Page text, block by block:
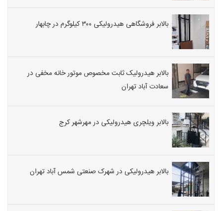
بالابر فروشگاهی هیدرولیکی ۳۰۰ کیلوگرم در چابهار
بالابر هیدرولیک ثابت مخصوص موتور خانه مخفی در
سعادت آباد تهران
بالابر ویلچری هیدرولیکی در مهرشهر کرج
بالابر هیدرولیکی در شهرک صنعتی شمس آباد تهران